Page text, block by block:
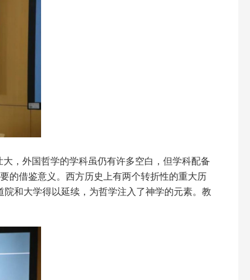
，外国哲学的学科虽仍有许多空白，但学科配备
的借鉴意义。西方历史上有两个转折性的重大历
和大学得以延续，为哲学注入了神学的元素。教